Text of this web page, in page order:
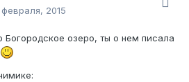
2015
озеро, ты о нем писала